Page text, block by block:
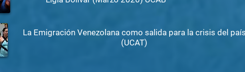
La Emigración Venezolana como salida para la crisis del
(UCAT)